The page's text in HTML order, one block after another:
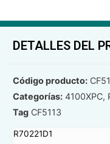
DETALLES DEL
Código producto:
Categorías: 4100XPC,
Tag CF5113
R70221D1